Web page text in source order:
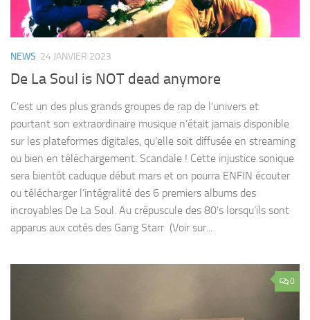
NEWS 24 JANVIER 2023
De La Soul is NOT dead anymore
C’est un des plus grands groupes de rap de l’univers et
pourtant son extraordinaire musique n’était jamais disponible
sur les plateformes digitales, qu’elle soit diffusée en streaming
ou bien en téléchargement. Scandale ! Cette injustice sonique
sera bientôt caduque début mars et on pourra ENFIN écouter
ou télécharger l’intégralité des 6 premiers albums des
incroyables De La Soul. Au crépuscule des 80’s lorsqu’ils sont
apparus aux cotés des Gang Starr (Voir sur...
0